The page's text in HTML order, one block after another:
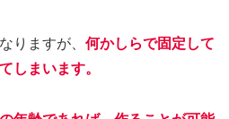
りますが、 何かしらで固定して
しまいます。